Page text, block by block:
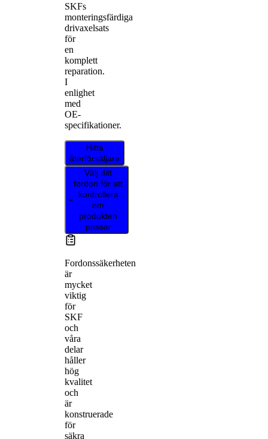
SKFs
monteringsfärdiga
drivaxelsats
för
en
komplett
reparation.
I
enlighet
med
OE-
specifikationer.
Hitta
återförsäljare
Välj ditt
fordon för att
kontrollera
om
produkten
passar
Fordonssäkerheten
är
mycket
viktig
för
SKF
och
våra
delar
håller
hög
kvalitet
och
är
konstruerade
för
säkra